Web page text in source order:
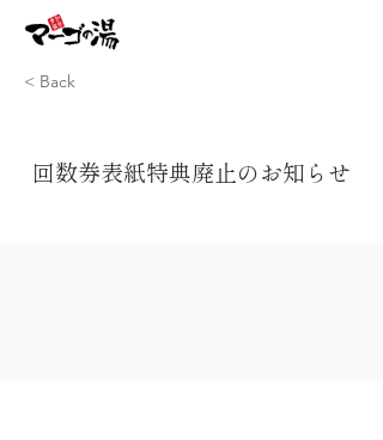
< Back
回数券表紙特典廃止のお知らせ